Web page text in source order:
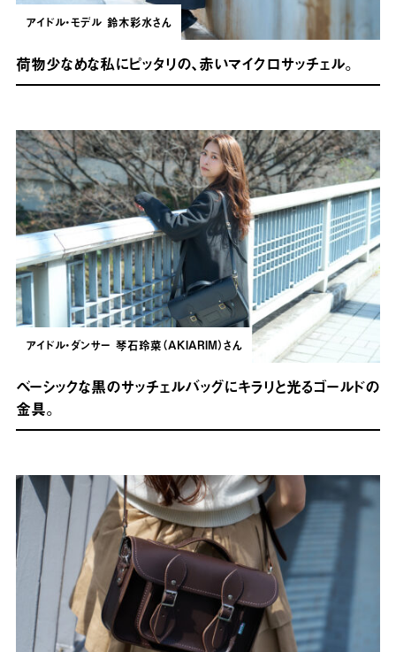
アイドル・モデル 鈴木彩水さん
荷物少なめな私にピッタリの、赤いマイクロサッチェル。
アイドル・ダンサー 琴石玲菜（AKIARIM）さん
ベーシックな黒のサッチェルバッグにキラリと光るゴールドの
金具。